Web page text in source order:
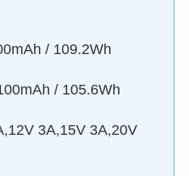
/ 109.2Wh
/ 105.6Wh
3A,15V 3A,20V